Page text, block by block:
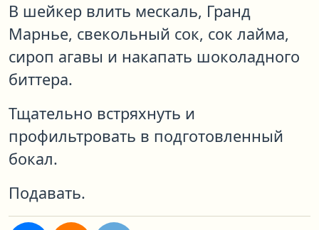
В шейкер влить мескаль, Гранд
Марнье, свекольный сок, сок лайма,
сироп агавы и накапать шоколадного
биттера.
Тщательно встряхнуть и
профильтровать в подготовленный
бокал.
Подавать.